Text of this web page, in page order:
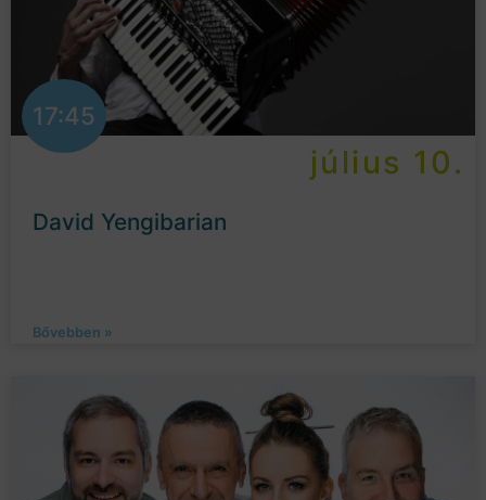
17:45
július 10.
David Yengibarian
Bővebben »